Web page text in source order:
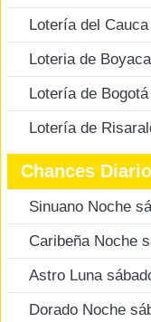
Lotería del
Loteria de
Lotería de
Lotería de
Chances
Sinuano Noche
Caribeña Noche
Astro Luna
Dorado Noche